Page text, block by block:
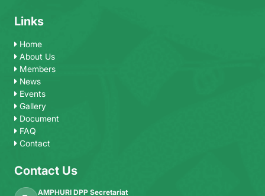
Links
Home
About Us
Members
News
Events
Gallery
Document
FAQ
Contact
Contact Us
AMPHURI DPP Secretariat